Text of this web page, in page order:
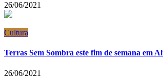
26/06/2021
Cultura
Terras Sem Sombra este fim de semana em
26/06/2021